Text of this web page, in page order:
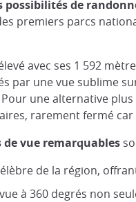
possibilités de
premiers parcs
avec ses 1 592
par une vue sublime
une alternative plus
rarement fermé
vue remarquables
de la région,
à 360 degrés non